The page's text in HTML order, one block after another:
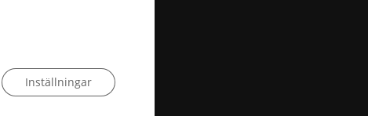
Inställningar
503, 385 25 Torsås